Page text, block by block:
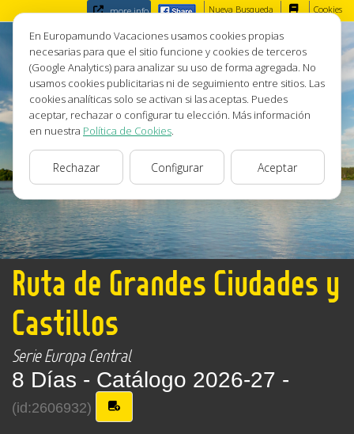
more info Nueva Busqueda Cookies
Ruta de Grandes Ciudades y
Castillos
Serie Europa Central
8 Días - Catálogo 2026-27 -
(id:2606932)
En Europamundo Vacaciones usamos cookies propias
necesarias para que el sitio funcione y cookies de terceros
(Google Analytics) para analizar su uso de forma agregada. No
usamos cookies publicitarias ni de seguimiento entre sitios. Las
cookies analíticas solo se activan si las aceptas. Puedes
aceptar, rechazar o configurar tu elección. Más información
en nuestra Política de Cookies.
Rechazar Configurar Aceptar